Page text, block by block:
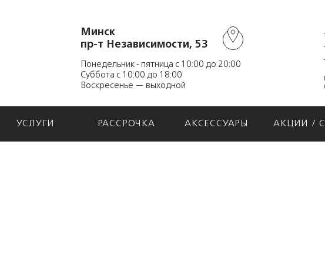
Минск
пр-т Независимости, 53
Понедельник - пятница с 10:00 до 20:00
Суббота с 10:00 до 18:00
Воскресенье — выходной
УСЛУГИ РАССРОЧКА АКСЕССУАРЫ АКЦИИ /